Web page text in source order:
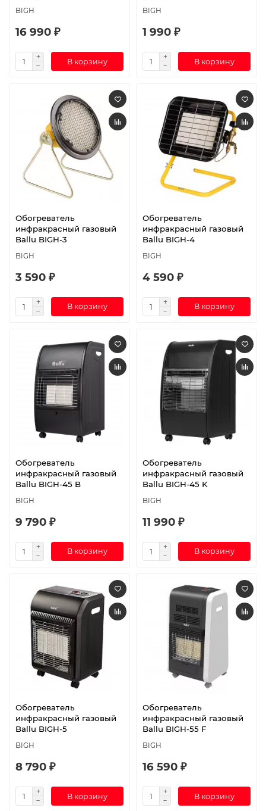
BIGH
16 990 ₽
В корзину
BIGH
1 990 ₽
В корзину
Обогреватель
инфракрасный газовый
Ballu BIGH-3
BIGH
3 590 ₽
В корзину
Обогреватель
инфракрасный газовый
Ballu BIGH-4
BIGH
4 590 ₽
В корзину
Обогреватель
инфракрасный газовый
Ballu BIGH-45 B
BIGH
9 790 ₽
В корзину
Обогреватель
инфракрасный газовый
Ballu BIGH-45 K
BIGH
11 990 ₽
В корзину
Обогреватель
инфракрасный газовый
Ballu BIGH-5
BIGH
8 790 ₽
В корзину
Обогреватель
инфракрасный газовый
Ballu BIGH-55 F
BIGH
16 590 ₽
В корзину